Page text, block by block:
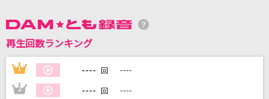
DAMに会員登録・ログインして
カラオケをもっと楽しもう！
自宅でカラオケ歌い放題！
再生回数ランキング
1 ---- 回 ----
2 ---- 回 ----